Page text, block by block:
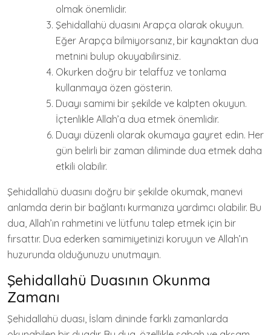
olmak önemlidir.
Şehidallahü duasını Arapça olarak okuyun.
Eğer Arapça bilmiyorsanız, bir kaynaktan dua
metnini bulup okuyabilirsiniz.
Okurken doğru bir telaffuz ve tonlama
kullanmaya özen gösterin.
Duayı samimi bir şekilde ve kalpten okuyun.
İçtenlikle Allah’a dua etmek önemlidir.
Duayı düzenli olarak okumaya gayret edin. Her
gün belirli bir zaman diliminde dua etmek daha
etkili olabilir.
Şehidallahü duasını doğru bir şekilde okumak, manevi
anlamda derin bir bağlantı kurmanıza yardımcı olabilir. Bu
dua, Allah’ın rahmetini ve lütfunu talep etmek için bir
fırsattır. Dua ederken samimiyetinizi koruyun ve Allah’ın
huzurunda olduğunuzu unutmayın.
Şehidallahü Duasının Okunma
Zamanı
Şehidallahü duası, İslam dininde farklı zamanlarda